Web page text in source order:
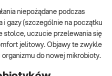
niepożądane podczas
gazy (szczególnie na początku
stolce, uczucie przelewania się
jelitowy. Objawy te zwykle
do nowej mikrobioty.